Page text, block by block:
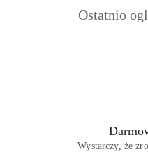
Produkty
Ostatnio
Wystarczy, że